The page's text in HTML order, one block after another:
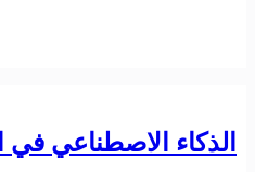
الذكاء الاصطناعي